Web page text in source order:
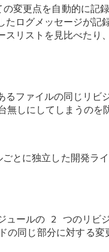
変更点を自動的に記
ログメッセージが記
リストを見比べたり
ファイルの同じリビ
しにしてしまうのを
とに独立した開発ラ
ュールの 2 つのリビ
同じ部分に対する変